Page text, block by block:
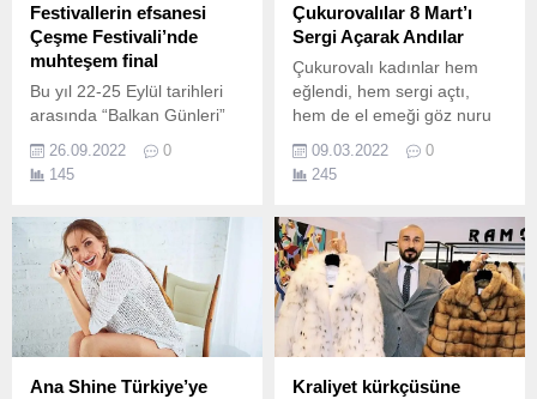
Festivallerin efsanesi
Çeşme Festivali’nde
muhteşem final
Bu yıl 22-25 Eylül tarihleri
arasında “Balkan Günleri”
tarafından hayat bulan
Uluslararası Çeşme
ağırladı.
26.09.2022
0
145
Çukurovalılar 8 Mart’ı
Sergi Açarak Andılar
Çukurovalı kadınlar hem
eğlendi, hem sergi açtı,
hem de el emeği göz nuru
anlamlı günde büyük keyif
yaşadı… Çukurova
tarihinden bu yana, çeşitli
etkinliklerle andığı 8 Mart
Dünya Emekçi Kadınlar
Günü coşkusu, Toros
Mahallesi’ndeki Adana
Lezzetleri Çarşısı’nda da
yüksek katılımla devam etti.
09.03.2022
0
245
Ana Shine Türkiye’ye
Kraliyet kürkçüsüne